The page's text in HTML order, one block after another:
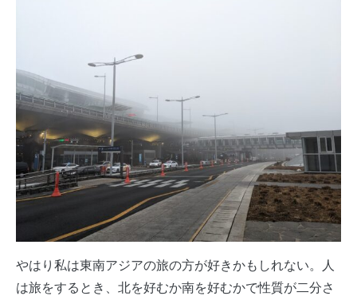
やはり私は東南アジアの旅の方が好きかもしれない。人
は旅をするとき、北を好むか南を好むかで性質が二分さ